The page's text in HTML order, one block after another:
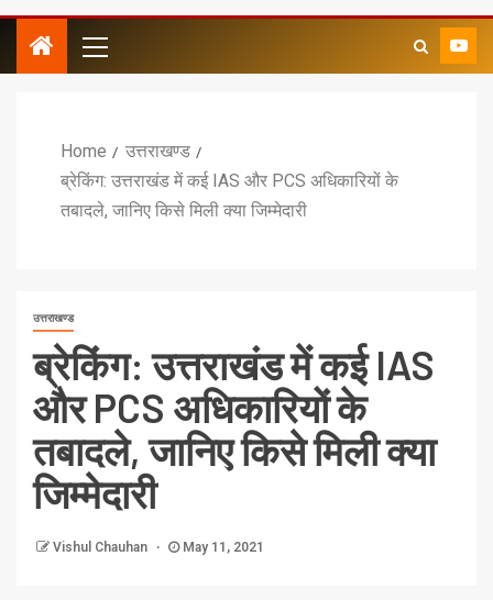
Home
उत्तराखण्ड
ब्रेकिंग: उत्तराखंड में कई IAS और PCS अधिकारियों के
तबादले, जानिए किसे मिली क्या जिम्मेदारी
उत्तराखण्ड
ब्रेकिंग: उत्तराखंड में कई IAS
और PCS अधिकारियों के
तबादले, जानिए किसे मिली क्या
जिम्मेदारी
Vishul Chauhan May 11, 2021